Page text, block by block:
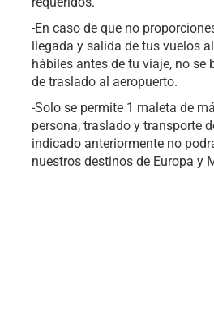
-En caso de que no
llegada y salida de tus vuelos
hábiles antes de tu viaje, no se
de traslado al aeropuerto.
-Solo se permite 1 maleta de
persona, traslado y transporte
indicado anteriormente no
nuestros destinos de Europa y